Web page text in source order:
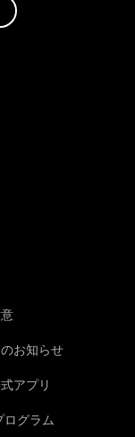
お知らせ
アプリ
ログラム